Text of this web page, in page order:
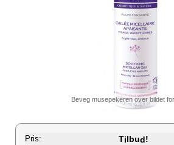
Beveg musepekeren over bildet
Pris: Tilbud!